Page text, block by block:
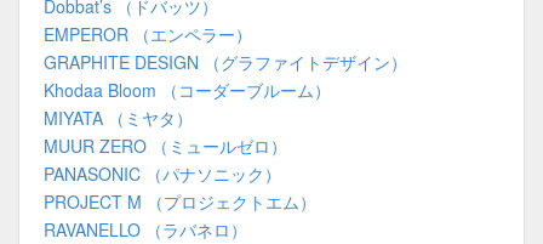
Dobbat’s （ドバッツ）
EMPEROR （エンペラー）
GRAPHITE DESIGN （グラファイトデザイン）
Khodaa Bloom （コーダーブルーム）
MIYATA （ミヤタ）
MUUR ZERO （ミュールゼロ）
PANASONIC （パナソニック）
PROJECT M （プロジェクトエム）
RAVANELLO （ラバネロ）